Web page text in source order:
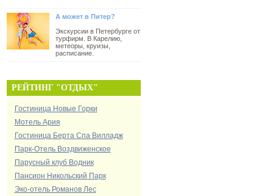
А может в Питер?
Экскурсии в Петербурге от
турфирм. В Карелию,
метеоры, круизы,
расписание.
РЕЙТИНГ "ОТДЫХ"
Гостиница Новые Горки
Мотель Ария
Гостиница Берта Спа Вилладж
Парк-Отель Воздвиженское
Парусный клуб Водник
Пансион Никольский Парк
Эко-отель Романов Лес